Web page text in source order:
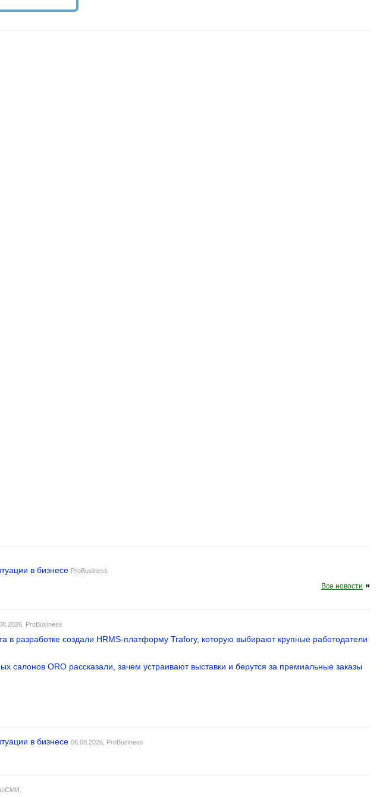
в бизнесе ProBusiness
Все новости »
ProBusiness
в разработке создали HRMS-платформу Trafory, которую выбирают крупные работодатели
ORO рассказали, зачем устраивают выставки и берутся за премиальные заказы
в бизнесе 06.08.2026, ProBusiness